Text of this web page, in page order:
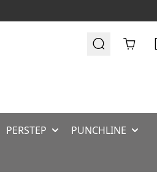
Cart
PERSTEP
PUNCHLINE